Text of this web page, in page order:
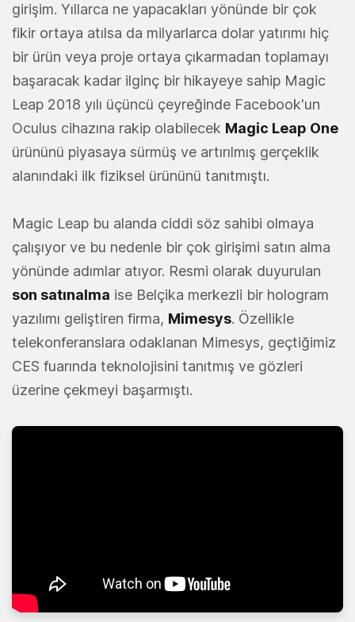
girişim. Yıllarca ne yapacakları yönünde bir çok
fikir ortaya atılsa da milyarlarca dolar yatırımı hiç
bir ürün veya proje ortaya çıkarmadan toplamayı
başaracak kadar ilginç bir hikayeye sahip Magic
Leap 2018 yılı üçüncü çeyreğinde Facebook'un
Oculus cihazına rakip olabilecek Magic Leap One
ürününü piyasaya sürmüş ve artırılmış gerçeklik
alanındaki ilk fiziksel ürününü tanıtmıştı.
Magic Leap bu alanda ciddi söz sahibi olmaya
çalışıyor ve bu nedenle bir çok girişimi satın alma
yönünde adımlar atıyor. Resmi olarak duyurulan
son satınalma ise Belçika merkezli bir hologram
yazılımı geliştiren firma, Mimesys. Özellikle
telekonferanslara odaklanan Mimesys, geçtiğimiz
CES fuarında teknolojisini tanıtmış ve gözleri
üzerine çekmeyi başarmıştı.